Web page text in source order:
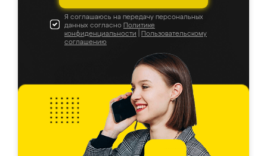
Я соглашаюсь на передачу персональных
данных согласно Политике
конфиденциальности
Пользовательскому
соглашению